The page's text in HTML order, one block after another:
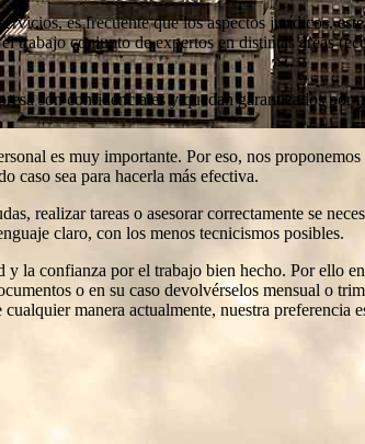
es frecuente que los aspectos jurídicos,
trabajo conjunto de expertos en distintas áreas
son confidenciales y quedan garantizados por
es muy importante. Por eso, nos proponemos
caso sea para hacerla más efectiva.
realizar tareas o asesorar correctamente se
claro, con los menos tecnicismos posibles.
y la confianza por el trabajo bien hecho. Por ello
o en su caso devolvérselos mensual o
manera actualmente, nuestra preferencia